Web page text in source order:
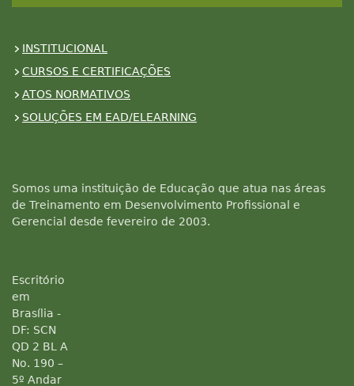
INSTITUCIONAL
CURSOS E CERTIFICAÇÕES
ATOS NORMATIVOS
SOLUÇÕES EM EAD/ELEARNING
Somos uma instituição de Educação que atua nas áreas
de Treinamento em Desenvolvimento Profissional e
Gerencial desde fevereiro de 2003.
Escritório
em
Brasília -
DF: SCN
QD 2 BL A
No. 190 –
5º Andar